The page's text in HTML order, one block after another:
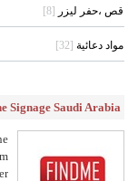
قص ،حفر ليزر [8]
مواد دعائية [32]
Signage Saudi Arabia